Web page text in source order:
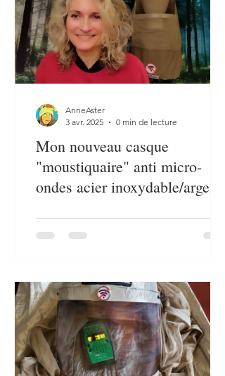
Mon nouveau casque
"moustiquaire" anti micro-
ondes acier inoxydable/argent.
AnneAster
3 avr. 2025
0 min de lecture